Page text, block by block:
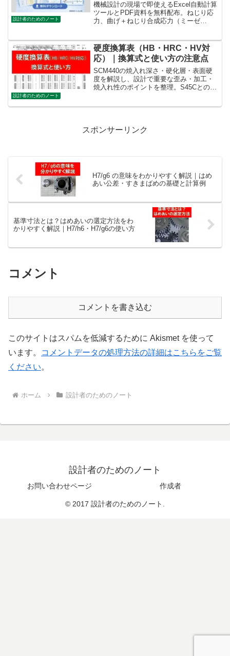
設計者のためのノート
機械設計の現場で即使えるExcel自動計算
ツールとPDF資料を無料配布。ねじり応
力、曲げ＋ねじり合成応力（ミーゼ
設計者のためのノート
硬度換算表（HB・HRC・HV対
応）｜換算式と使い方の注意点
SCM440の焼入れ深さ・硬化層・表面硬
度を解説し、設計で重要な歪み・加工・
焼入れ性のポイントを整理。S45Cとの比
スポンサーリンク
H7/g6 の意味をわかりやすく解説｜はめ
あい公差・すきまばめの基礎と計算例
基準寸法とは？はめあいの選定方法をわ
かりやすく解説｜H7/h6・H7/g6の使い方
コメント
コメントを書き込む
このサイトはスパムを低減するために Akismet を使って
います。
コメントデータの処理方法の詳細はこちらをご覧
ください。
ホーム 設計者のためのノート
設計者のためのノート
お問い合わせページ 作成者
© 2017 設計者のためのノート.